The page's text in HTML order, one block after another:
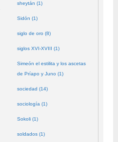
sheytán (1)
Sidón (1)
siglo de oro (8)
siglos XVI-XVIII (1)
Simeón el estilita y los ascetas
de Príapo y Juno (1)
sociedad (14)
sociología (1)
Sokoli (1)
soldados (1)